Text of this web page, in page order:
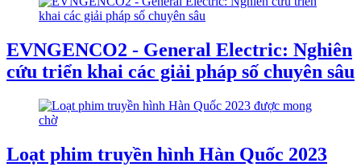
EVNGENCO2 - General Electric: Nghiên
cứu triển khai các giải pháp số chuyên sâu
Loạt phim truyền hình Hàn Quốc 2023